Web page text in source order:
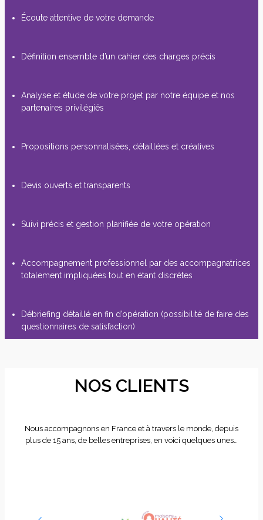
Écoute attentive de votre demande
Définition ensemble d’un cahier des charges précis
Analyse et étude de votre projet par notre équipe et nos
partenaires privilégiés
Propositions personnalisées, détaillées et créatives
Devis ouverts et transparents
Suivi précis et gestion planifiée de votre opération
Accompagnement professionnel par des accompagnatrices
totalement impliquées tout en étant discrètes
Débriefing détaillé en fin d’opération (possibilité de faire des
questionnaires de satisfaction)
NOS CLIENTS
Nous accompagnons en France et à travers le monde, depuis
plus de 15 ans, de belles entreprises, en voici quelques unes…